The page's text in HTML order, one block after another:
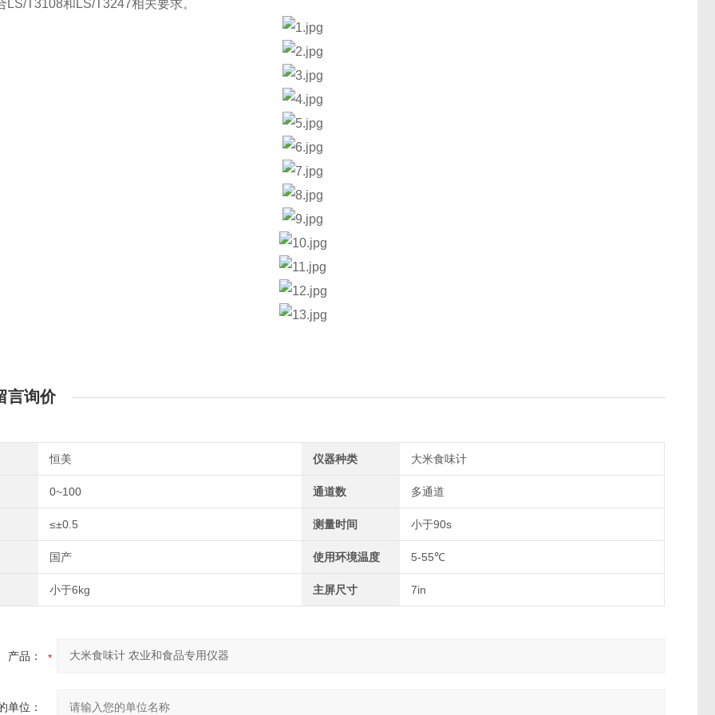
LS/T3108和LS/T3247相关要求。
言询价
恒美 仪器种类 大米食味计
0~100 通道数 多通道
≤±0.5 测量时间 小于90s
国产 使用环境温度 5-55℃
小于6kg 主屏尺寸 7in
产品：
单位：